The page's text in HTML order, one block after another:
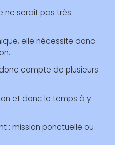
ne serait pas très
elle nécessite donc
compte de plusieurs
et donc le temps à y
: mission ponctuelle ou